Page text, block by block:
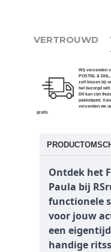
VERTROUWD
Wij verzenden
POSTNL &
zelf kiezen bij
het bezorgd wilt
Dit kan zijn
pakketpunt.
verzenden we
gratis
Ontdek het
Paula bij
functionele
voor jouw
een
handige